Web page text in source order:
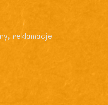
reklamacje